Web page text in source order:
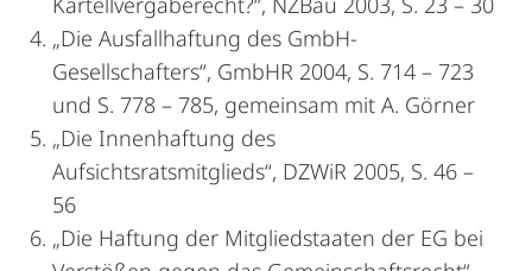
„Die Ausfallhaftung des GmbH-
Gesellschafters“, GmbHR 2004, S. 714 – 723
und S. 778 – 785, gemeinsam mit A. Görner
„Die Innenhaftung des
Aufsichtsratsmitglieds“, DZWiR 2005, S. 46 –
56
„Die Haftung der Mitgliedstaaten der EG bei